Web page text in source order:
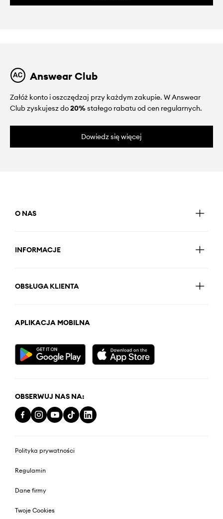
Answear Club
Załóż konto i oszczędzaj przy każdym zakupie. W Answear
Club zyskujesz do20%stałego rabatu od cen regularnych.
Dowiedz się więcej
O NAS
INFORMACJE
OBSŁUGA KLIENTA
APLIKACJA MOBILNA
OBSERWUJ NAS NA:
Polityka prywatności
Regulamin
Dane firmy
Twoje Cookies